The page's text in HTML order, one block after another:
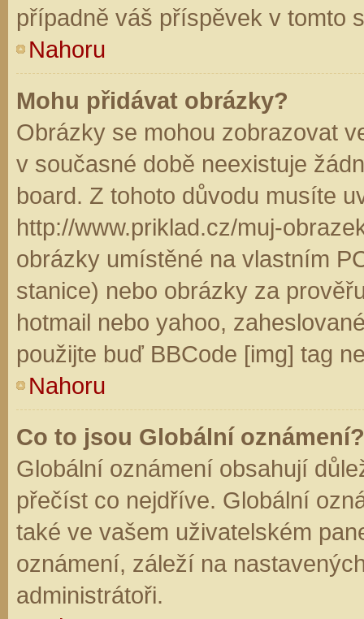
případně váš příspěvek v tomto
Nahoru
Mohu přidávat obrázky?
Obrázky se mohou zobrazovat
v současné době neexistuje
board. Z tohoto důvodu musíte
http://www.priklad.cz/muj-
obrázky umístěné na vlastním
stanice) nebo obrázky za
hotmail nebo yahoo,
použijte buď BBCode [img] tag
Nahoru
Co to jsou Globální oznámení?
Globální oznámení obsahují
přečíst co nejdříve. Globální
také ve vašem uživatelském
oznámení, záleží na
administrátoři.